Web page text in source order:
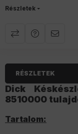
Részletek
RÉSZLETEK
Dick
8510000
Tartalom: